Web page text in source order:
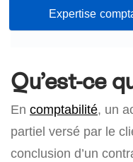
Expertise
Qu’est-ce
En comptabilité, un
partiel versé par le
conclusion d’un